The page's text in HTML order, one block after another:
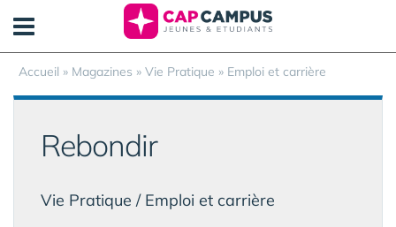
Accueil » Magazines » Vie Pratique » Emploi et carrière
Rebondir
Vie Pratique / Emploi et carrière
Panneau de gestion des cookies